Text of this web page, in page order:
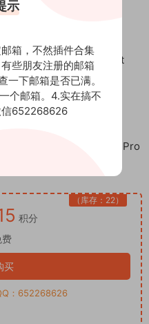
色插件套装 Magic Bullet
件 Sapphire 2022
插件套装2022.15
反求摩卡跟踪插件 Mocha Pro
积分
（库存：22）
费
买
：652268626
示
箱，不然插件合集
些朋友注册的邮箱
一下邮箱是否已满。
个邮箱。4.实在搞不
信652268626